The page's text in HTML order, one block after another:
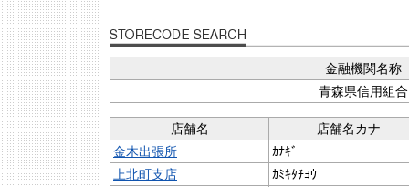
金融機関名称
青森県信用組合
店舗名
店舗名カナ
金木出張所
ｶﾅｷﾞ
上北町支店
ｶﾐｷﾀﾁﾖｳ